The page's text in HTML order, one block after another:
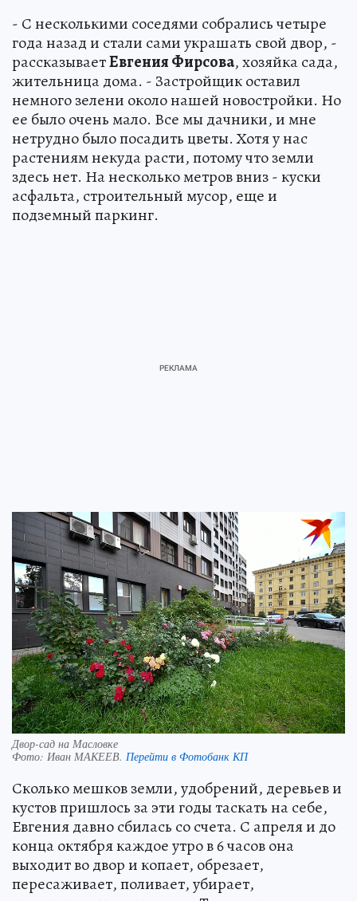
- С несколькими соседями собрались четыре
года назад и стали сами украшать свой двор, -
рассказываетЕвгения Фирсова, хозяйка сада,
жительница дома. - Застройщик оставил
немного зелени около нашей новостройки. Но
ее было очень мало. Все мы дачники, и мне
нетрудно было посадить цветы. Хотя у нас
растениям некуда расти, потому что земли
здесь нет. На несколько метров вниз - куски
асфальта, строительный мусор, еще и
подземный паркинг.
Двор-сад на Масловке
Фото: Иван МАКЕЕВ. Перейти в Фотобанк КП
Сколько мешков земли, удобрений, деревьев и
кустов пришлось за эти годы таскать на себе,
Евгения давно сбилась со счета. С апреля и до
конца октября каждое утро в 6 часов она
выходит во двор и копает, обрезает,
пересаживает, поливает, убирает,